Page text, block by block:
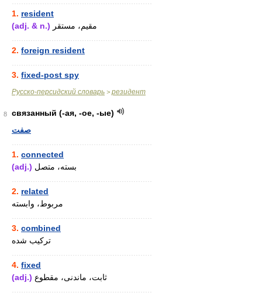
1. resident
(adj. & n.) مقیم، مستقر
2. foreign resident
3. fixed-post spy
Русско-персидский словарь > резидент
8
связанный (-ая, -ое, -ые)
صفت
1. connected
(adj.) بسته، متصل
2. related
مربوط، وابسته
3. combined
ترکیب شده
4. fixed
(adj.) ثابت، ماندنی، مقطوع